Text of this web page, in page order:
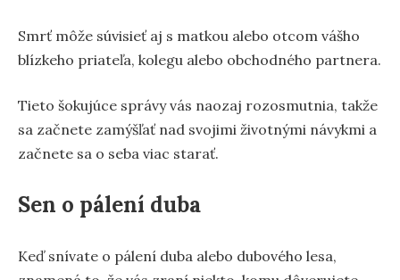
Smrť môže súvisieť aj s matkou alebo otcom vášho
blízkeho priateľa, kolegu alebo obchodného partnera.
Tieto šokujúce správy vás naozaj rozosmutnia, takže
sa začnete zamýšľať nad svojimi životnými návykmi a
začnete sa o seba viac starať.
Sen o pálení duba
Keď snívate o pálení duba alebo dubového lesa,